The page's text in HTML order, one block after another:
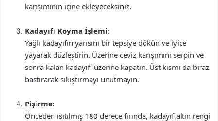
karışımının içine ekleyeceksiniz.
Kadayıfı Koyma İşlemi:
Yağlı kadayıfın yarısını bir tepsiye dökün ve iyice
yayarak düzleştirin. Üzerine ceviz karışımını serpin ve
sonra kalan kadayıfı üzerine kapatın. Üst kısmı da biraz
bastırarak sıkıştırmayı unutmayın.
Pişirme:
Önceden ısıtılmış 180 derece fırında, kadayıf altın rengi